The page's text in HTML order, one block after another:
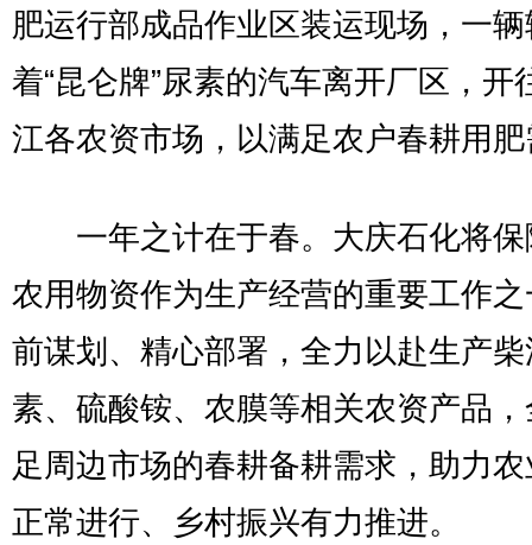
肥运行部成品作业区装运现场，一
着“昆仑牌”尿素的汽车离开厂区，开
江各农资市场，以满足农户春耕用
一年之计在于春。大庆石化将保
农用物资作为生产经营的重要工作
前谋划、精心部署，全力以赴生产
素、硫酸铵、农膜等相关农资产品
足周边市场的春耕备耕需求，助力
正常进行、乡村振兴有力推进。